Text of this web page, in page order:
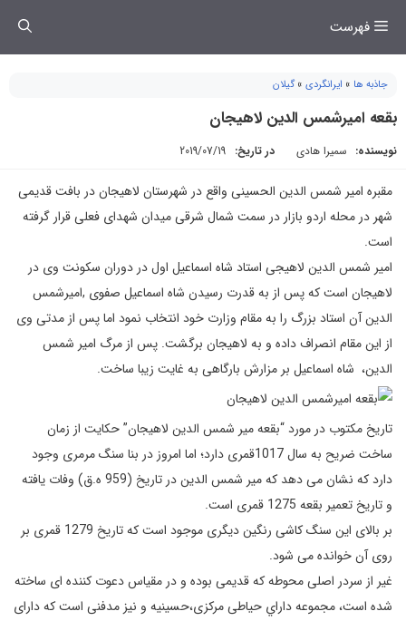
فهرست
جاذبه ها » ایرانگردی »گیلان
بقعه امیرشمس الدین لاهیجان
نویسنده: سمیرا هادی در تاریخ: 2019/07/19
مقبره امیر شمس الدین الحسینی واقع در شهرستان لاهیجان در بافت قدیمی
شهر در محله اردو بازار در سمت شمال شرقی میدان شهدای فعلی قرار گرفته
است.
امیر شمس الدین لاهیجی استاد شاه اسماعیل اول در دوران سکونت وی در
لاهیجان است که پس از به قدرت رسیدن شاه اسماعیل صفوی ,امیرشمس
الدین آن استاد بزرگ را به مقام وزارت خود انتخاب نمود اما پس از مدتی وی
از این مقام انصراف داده و به لاهیجان برگشت. پس از مرگ امیر شمس
الدین، شاه اسماعیل بر مزارش بارگاهی به غایت زیبا ساخت.
تاریخ مکتوب در مورد “بقعه میر شمس الدین لاهیجان” حکایت از زمان
ساخت ضریح به سال 1017
قمری دارد؛ اما امروز در بنا سنگ مرمری وجود
دارد که نشان می
دهد که میر شمس الدین در تاریخ (959 ه.ق) وفات یافته
و تاریخ تعمیر بقعه 1275
قمری است.
بر بالای این سنگ کاشی رنگین دیگری موجود است که تاریخ 1279
قمری بر
روی آن خوانده می شود.
غیر از سردر اصلی محوطه که قدیمی بوده و در مقیاس دعوت کننده ای ساخته
شده است،مجموعه داراي حياطی مركزی،حسینیه و نیز مدفنی است که دارای